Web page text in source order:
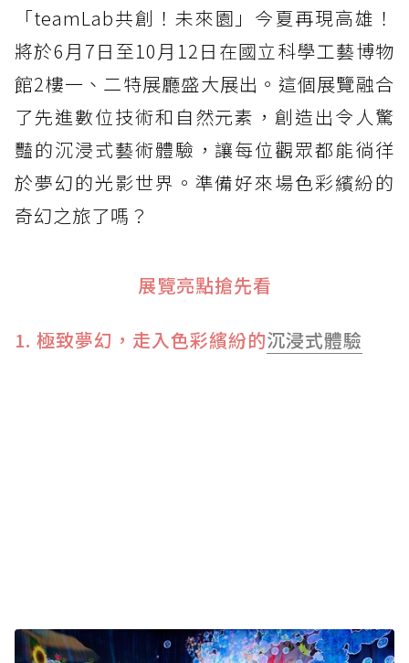
「teamLab共創！未來園」今夏再現高雄！
將於6月7日至10月12日在國立科學工藝博物
館2樓一、二特展廳盛大展出。這個展覽融合
了先進數位技術和自然元素，創造出令人驚
豔的沉浸式藝術體驗，讓每位觀眾都能徜徉
於夢幻的光影世界。準備好來場色彩繽紛的
奇幻之旅了嗎？
展覽亮點搶先看
1. 極致夢幻，走入色彩繽紛的沉浸式體驗